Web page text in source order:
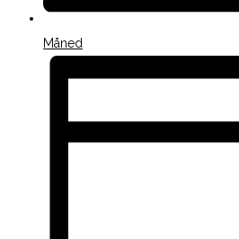
Måned